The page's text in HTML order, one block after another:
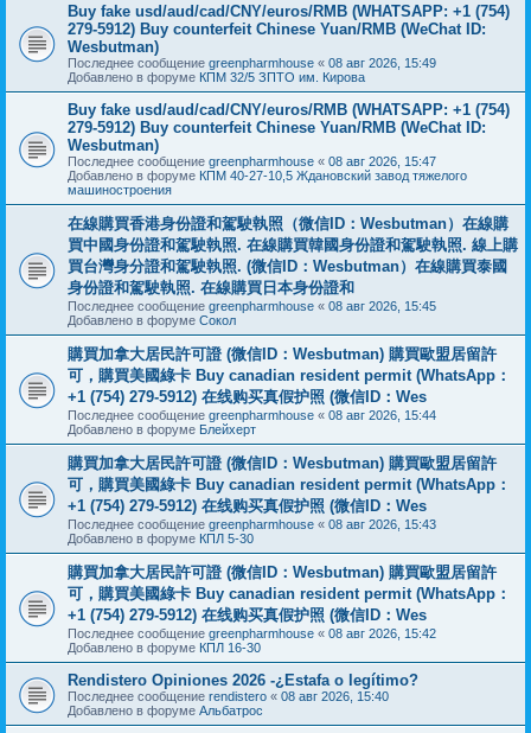
Buy fake usd/aud/cad/CNY/euros/RMB (WHATSAPP: +1 (754)
279-5912) Buy counterfeit Chinese Yuan/RMB (WeChat ID:
Wesbutman)
Последнее сообщение greenpharmhouse « 08 авг 2026, 15:49
Добавлено в форуме КПМ 32/5 ЗПТО им. Кирова
Buy fake usd/aud/cad/CNY/euros/RMB (WHATSAPP: +1 (754)
279-5912) Buy counterfeit Chinese Yuan/RMB (WeChat ID:
Wesbutman)
Последнее сообщение greenpharmhouse « 08 авг 2026, 15:47
Добавлено в форуме КПМ 40-27-10,5 Ждановский завод тяжелого
машиностроения
在線購買香港身份證和駕駛執照（微信ID：Wesbutman）在線購
買中國身份證和駕駛執照. 在線購買韓國身份證和駕駛執照. 線上購
買台灣身分證和駕駛執照. (微信ID：Wesbutman）在線購買泰國
身份證和駕駛執照. 在線購買日本身份證和
Последнее сообщение greenpharmhouse « 08 авг 2026, 15:45
Добавлено в форуме Сокол
購買加拿大居民許可證 (微信ID：Wesbutman) 購買歐盟居留許
可，購買美國綠卡 Buy canadian resident permit (WhatsApp：
+1 (754) 279-5912) 在线购买真假护照 (微信ID：Wes
Последнее сообщение greenpharmhouse « 08 авг 2026, 15:44
Добавлено в форуме Блейхерт
購買加拿大居民許可證 (微信ID：Wesbutman) 購買歐盟居留許
可，購買美國綠卡 Buy canadian resident permit (WhatsApp：
+1 (754) 279-5912) 在线购买真假护照 (微信ID：Wes
Последнее сообщение greenpharmhouse « 08 авг 2026, 15:43
Добавлено в форуме КПЛ 5-30
購買加拿大居民許可證 (微信ID：Wesbutman) 購買歐盟居留許
可，購買美國綠卡 Buy canadian resident permit (WhatsApp：
+1 (754) 279-5912) 在线购买真假护照 (微信ID：Wes
Последнее сообщение greenpharmhouse « 08 авг 2026, 15:42
Добавлено в форуме КПЛ 16-30
Rendistero Opiniones 2026 -¿Estafa o legítimo?
Последнее сообщение rendistero « 08 авг 2026, 15:40
Добавлено в форуме Альбатрос